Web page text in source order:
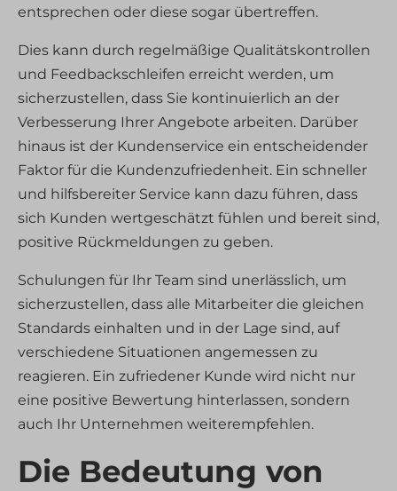
entsprechen oder diese sogar übertreffen.
Dies kann durch regelmäßige Qualitätskontrollen
und Feedbackschleifen erreicht werden, um
sicherzustellen, dass Sie kontinuierlich an der
Verbesserung Ihrer Angebote arbeiten. Darüber
hinaus ist der Kundenservice ein entscheidender
Faktor für die Kundenzufriedenheit. Ein schneller
und hilfsbereiter Service kann dazu führen, dass
sich Kunden wertgeschätzt fühlen und bereit sind,
positive Rückmeldungen zu geben.
Schulungen für Ihr Team sind unerlässlich, um
sicherzustellen, dass alle Mitarbeiter die gleichen
Standards einhalten und in der Lage sind, auf
verschiedene Situationen angemessen zu
reagieren. Ein zufriedener Kunde wird nicht nur
eine positive Bewertung hinterlassen, sondern
auch Ihr Unternehmen weiterempfehlen.
Die Bedeutung von